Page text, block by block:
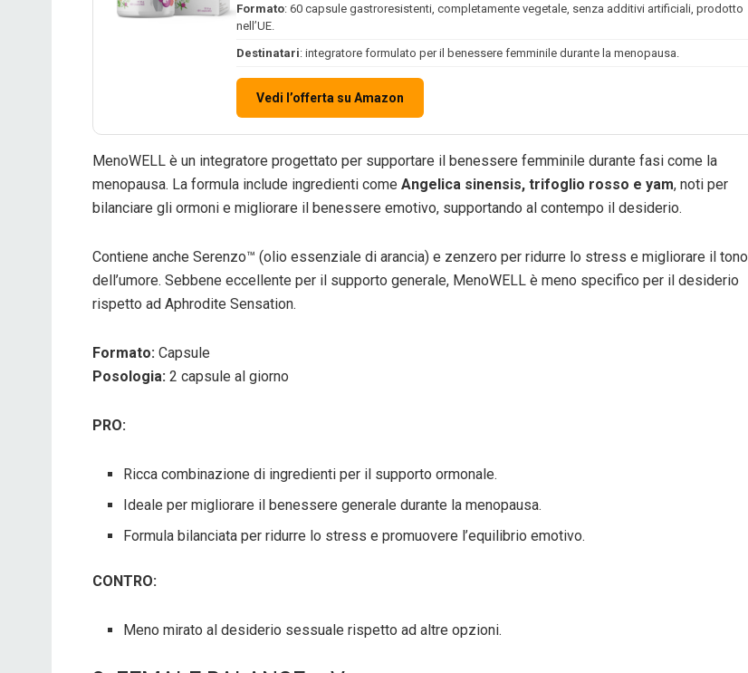
Formato: 60 capsule gastroresistenti, completamente vegetale, senza additivi artificiali, prodotto
nell’UE.
Destinatari: integratore formulato per il benessere femminile durante la menopausa.
Vedi l’offerta su Amazon
MenoWELL è un integratore progettato per supportare il benessere femminile durante fasi come la
menopausa. La formula include ingredienti come Angelica sinensis, trifoglio rosso e yam, noti per
bilanciare gli ormoni e migliorare il benessere emotivo, supportando al contempo il desiderio.
Contiene anche Serenzo™ (olio essenziale di arancia) e zenzero per ridurre lo stress e migliorare il tono
dell’umore. Sebbene eccellente per il supporto generale, MenoWELL è meno specifico per il desiderio
rispetto ad Aphrodite Sensation.
Formato: Capsule
Posologia: 2 capsule al giorno
PRO:
Ricca combinazione di ingredienti per il supporto ormonale.
Ideale per migliorare il benessere generale durante la menopausa.
Formula bilanciata per ridurre lo stress e promuovere l’equilibrio emotivo.
CONTRO:
Meno mirato al desiderio sessuale rispetto ad altre opzioni.